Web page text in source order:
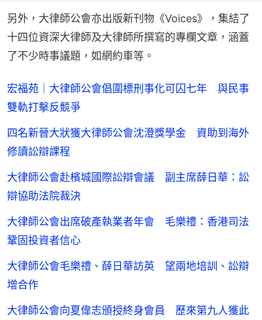
另外，大律師公會亦出版新刊物《Voices》，集結了
十四位資深大律師及大律師所撰寫的專欄文章，涵蓋
了不少時事議題，如網約車等。
宏福苑｜大律師公會倡圍標刑事化可囚七年 與民事
雙軌打擊反競爭
四名新晉大狀獲大律師公會沈澄獎學金 資助到海外
修讀訟辯課程
大律師公會赴檳城國際訟辯會議 副主席薛日華：訟
辯協助法院裁決
大律師公會出席破產執業者年會 毛樂禮：香港司法
鞏固投資者信心
大律師公會毛樂禮、薛日華訪英 望兩地培訓、訟辯
增合作
大律師公會向夏偉志頒授終身會員 歷來第九人獲此